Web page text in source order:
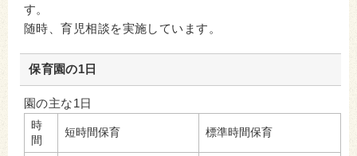
す。
随時、育児相談を実施しています。
保育園の1日
園の主な1日
時
間
短時間保育 標準時間保育